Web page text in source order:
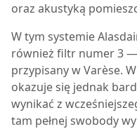
oraz akustyką
W tym systemie
również filtr numer 3 —
przypisany w Varèse.
okazuje się jednak
wynikać z
tam pełnej swobody